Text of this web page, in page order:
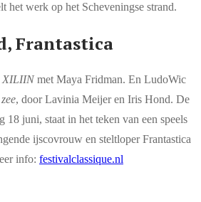
het werk op het Scheveningse strand.
Frantastica
XILIINmet Maya Fridman. En LudoWic
, door Lavinia Meijer en Iris Hond. De
18 juni, staat in het teken van een speels
ijscovrouw en steltloper Frantastica
info: festivalclassique.nl